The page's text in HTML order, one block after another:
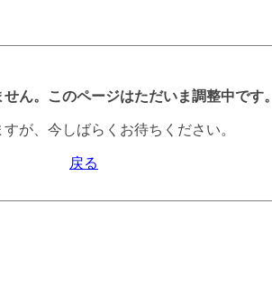
ん。このページはただいま調整中です。
が、今しばらくお待ちください。
戻る